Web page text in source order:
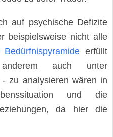
auf psychische Defizite
beispielsweise nicht alle
Bedürfnispyramideerfüllt
auch unter
- zu analysieren wären in
und die
da hier die